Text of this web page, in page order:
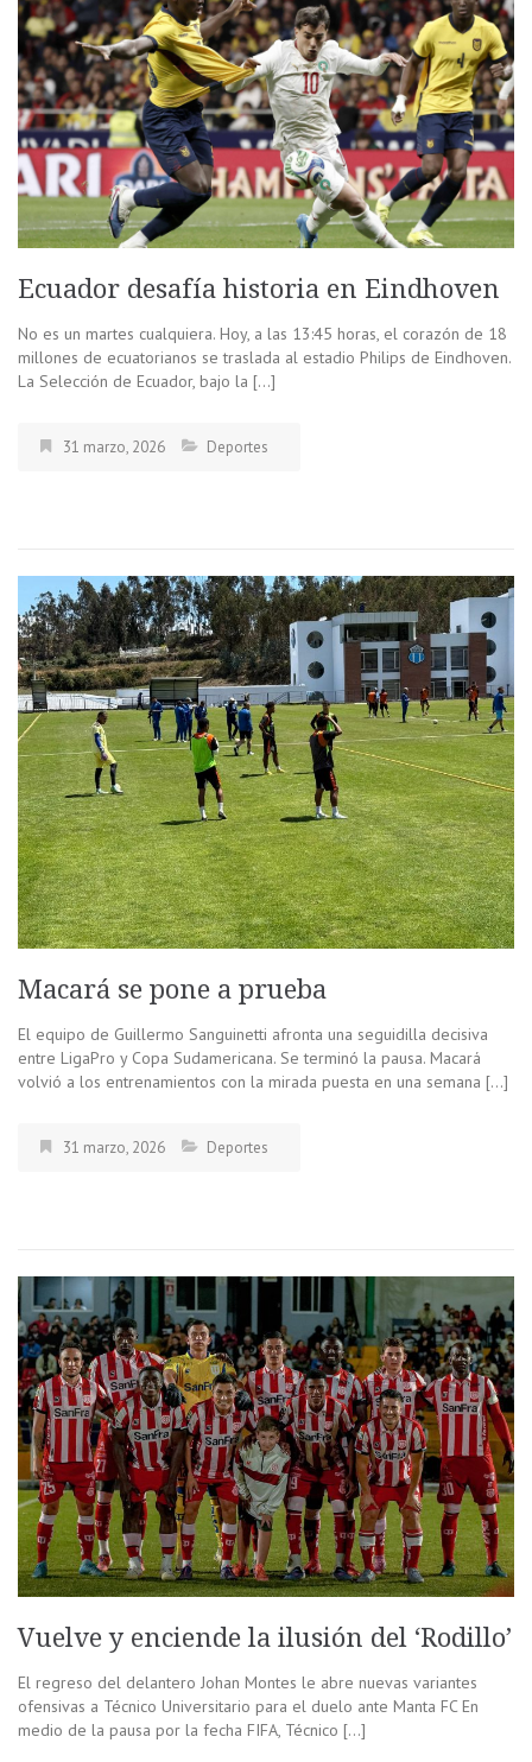
Ecuador desafía historia en Eindhoven
No es un martes cualquiera. Hoy, a las 13:45 horas, el corazón de 18
millones de ecuatorianos se traslada al estadio Philips de Eindhoven.
La Selección de Ecuador, bajo la […]
31 marzo, 2026 Deportes
Macará se pone a prueba
El equipo de Guillermo Sanguinetti afronta una seguidilla decisiva
entre LigaPro y Copa Sudamericana. Se terminó la pausa. Macará
volvió a los entrenamientos con la mirada puesta en una semana […]
31 marzo, 2026 Deportes
Vuelve y enciende la ilusión del ‘Rodillo’
El regreso del delantero Johan Montes le abre nuevas variantes
ofensivas a Técnico Universitario para el duelo ante Manta FC En
medio de la pausa por la fecha FIFA, Técnico […]